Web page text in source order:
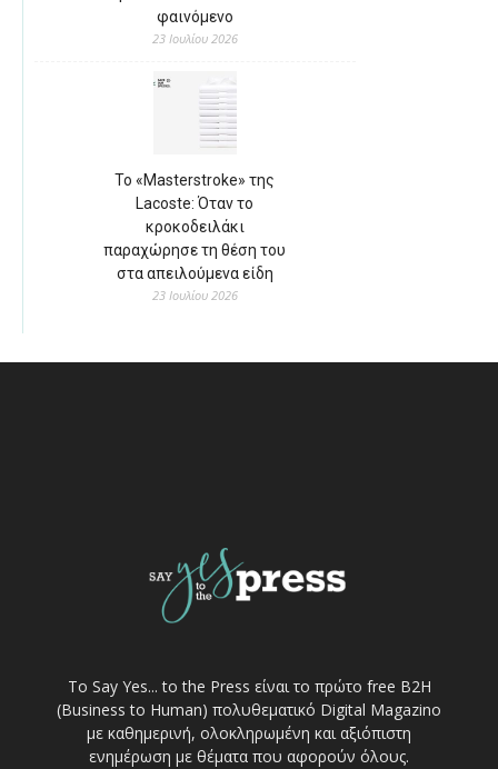
φαινόμενο
23 Ιουλίου 2026
Το «Masterstroke» της
Lacoste: Όταν το
κροκοδειλάκι
παραχώρησε τη θέση του
στα απειλούμενα είδη
23 Ιουλίου 2026
Το Say Yes... to the Press είναι το πρώτο free Β2Η
(Business to Human) πολυθεματικό Digital Magazino
με καθημερινή, ολοκληρωμένη και αξιόπιστη
ενημέρωση με θέματα που αφορούν όλους.